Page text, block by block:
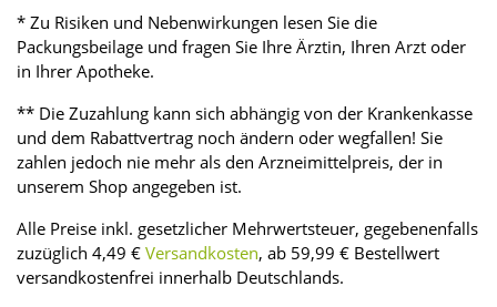
* Zu Risiken und Nebenwirkungen lesen Sie die
Packungsbeilage und fragen Sie Ihre Ärztin, Ihren Arzt oder
in Ihrer Apotheke.
** Die Zuzahlung kann sich abhängig von der Krankenkasse
und dem Rabattvertrag noch ändern oder wegfallen! Sie
zahlen jedoch nie mehr als den Arzneimittelpreis, der in
unserem Shop angegeben ist.
Alle Preise inkl. gesetzlicher Mehrwertsteuer, gegebenenfalls
zuzüglich 4,49 € Versandkosten, ab 59,99 € Bestellwert
versandkostenfrei innerhalb Deutschlands.